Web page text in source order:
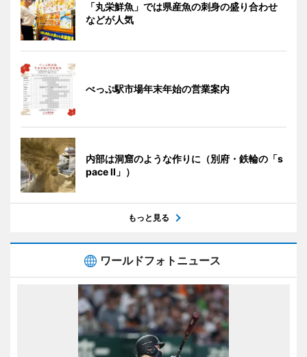
「丸栄鮮魚」では県産魚の刺身の盛り合わせ
などが人気
べっぷ駅市場年末年始の営業案内
内部は洞窟のような作りに（別府・鉄輪の「s
pace II」）
もっと見る
ワールドフォトニュース